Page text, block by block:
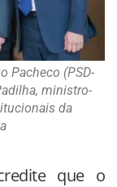
Pacheco (PSD-
ministro-
da
que o